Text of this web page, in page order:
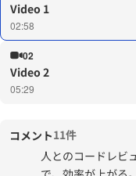
Video 1
02:58
02
Video 2
05:29
コメント11件
人とのコードレビ